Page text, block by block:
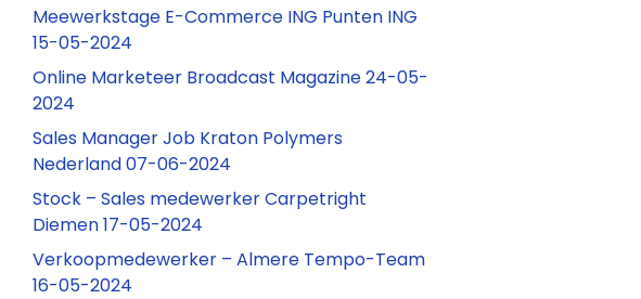
Meewerkstage E-Commerce ING Punten ING
15-05-2024
Online Marketeer Broadcast Magazine 24-05-
2024
Sales Manager Job Kraton Polymers
Nederland 07-06-2024
Stock – Sales medewerker Carpetright
Diemen 17-05-2024
Verkoopmedewerker – Almere Tempo-Team
16-05-2024